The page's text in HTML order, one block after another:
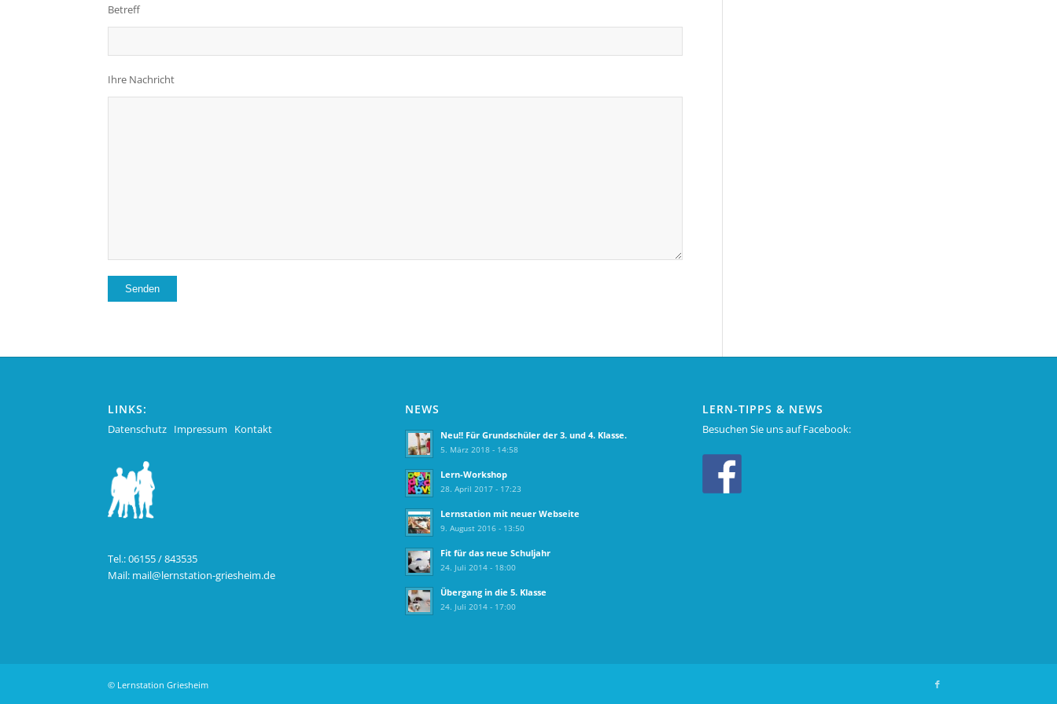
Betreff
Ihre Nachricht
LINKS:
Datenschutz Impressum Kontakt
Tel.: 06155 / 843535
Mail: mail@lernstation-griesheim.de
NEWS
Neu!! Für Grundschüler der 3. und 4. Klasse.
5. März 2018 - 14:58
Lern-Workshop
28. April 2017 - 17:23
Lernstation mit neuer Webseite
9. August 2016 - 13:50
Fit für das neue Schuljahr
24. Juli 2014 - 18:00
Übergang in die 5. Klasse
24. Juli 2014 - 17:00
LERN-TIPPS & NEWS
Besuchen Sie uns auf Facebook:
© Lernstation Griesheim